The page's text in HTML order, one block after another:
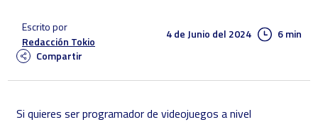
Escrito por
Redacción Tokio
4 de Junio del 2024
6 min
Compartir
Si quieres serprogramador de videojuegos a nivel